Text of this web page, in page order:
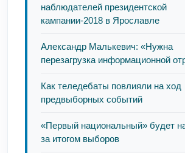
наблюдателей президентской
кампании-2018 в Ярославле
Александр Малькевич: «Нужна
перезагрузка информационной
Как теледебаты повлияли на ход
предвыборных событий
«Первый национальный» будет
за итогом выборов